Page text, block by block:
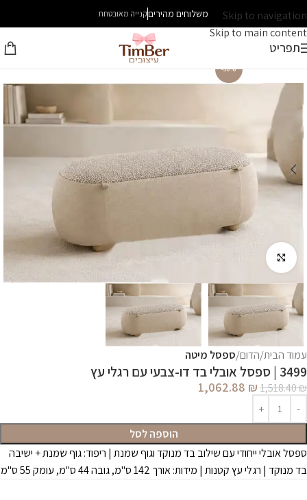
Skip to navigation
Skip to main content
משלוחים מהיריםקנייה מאובטחת
תפריט
עמוד הבית הדום ספסל מיטה
3499 | ספסל אובלי בד דו-צבעי עם רגלי עץ
1,518.40₪
1,062.88 ₪
הוספה לסל
ספסל אובלי ייחודי עם שילוב בד מנוקד וגוף שמנת | ריפוד: גוף שמנת + ישיבה
בד מנוקד | רגלי עץ קטנות | מידות: אורך 142 ס"מ, גובה 44 ס"מ, עומק 55 ס"מ
-30%
לחץ להגדלה